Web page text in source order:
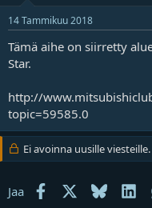
j
u
n
a
o
i
t
a
i
v
ä
ä
ä
14 Tammikuu 2018
Tämä aihe on siirretty
Star.
http://
topic=59585.0
Ei avoinna uusille viesteille.
Jaa Facebook Bluesky